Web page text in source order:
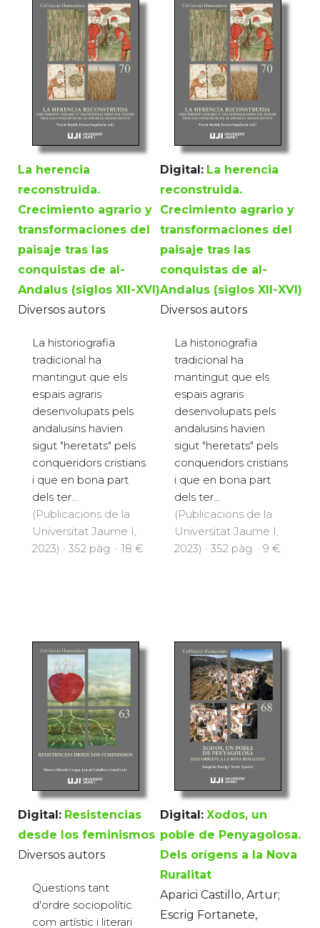
La herencia
reconstruida.
Crecimiento agrario y
transformaciones del
paisaje tras las
conquistas de al-
Andalus (siglos XII-XVI)
Diversos autors
La historiografia
tradicional ha
mantingut que els
espais agraris
desenvolupats pels
andalusins havien
sigut "heretats" pels
conqueridors cristians
i que en bona part
dels ter...
(Publicacions de la
Universitat Jaume I,
2023) · 352 pàg. · 18 €
Digital: La herencia
reconstruida.
Crecimiento agrario y
transformaciones del
paisaje tras las
conquistas de al-
Andalus (siglos XII-XVI)
Diversos autors
La historiografia
tradicional ha
mantingut que els
espais agraris
desenvolupats pels
andalusins havien
sigut "heretats" pels
conqueridors cristians
i que en bona part
dels ter...
(Publicacions de la
Universitat Jaume I,
2023) · 352 pàg. · 9 €
Digital: Resistencias
desde los feminismos
Diversos autors
Qüestions tant
d'ordre sociopolític
com artístic i literari
Digital: Xodos, un
poble de Penyagolosa.
Dels orígens a la Nova
Ruralitat
Aparici Castillo, Artur;
Escrig Fortanete,